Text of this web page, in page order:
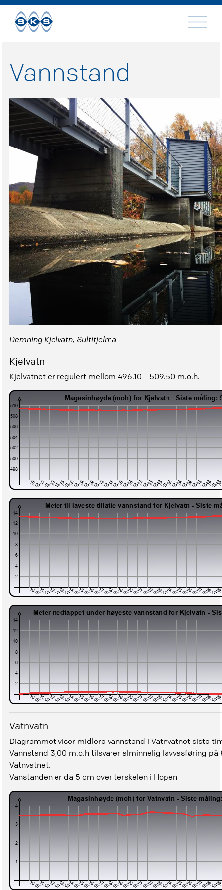
Til
innhold
Vannstand
Demning Kjelvatn, Sultitjelma
Kjelvatn
Kjelvatnet er regulert mellom 496.10 - 509.50 m.o.h.
Vatnvatn
Diagrammet viser midlere vannstand i Vatnvatnet siste
Vannstand 3,00 m.o.h tilsvarer alminnelig lavvasføring
Vatnvatnet.
Vanstanden er da 5 cm over terskelen i Hopen